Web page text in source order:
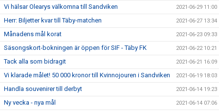
Vi hälsar Olearys välkomna till Sandviken 2021-06-29 11:00
Herr: Biljetter kvar till Täby-matchen 2021-06-27 13:34
Månadens mål korat 2021-06-23 09:33
Säsongskort-bokningen är öppen för SIF - Täby FK 2021-06-22 10:21
Tack alla som bidragit 2021-06-21 16:09
Vi klarade målet! 50 000 kronor till Kvinnojouren i Sandviken 2021-06-19 18:03
Handla souvenirer till derbyt 2021-06-14 19:23
Ny vecka - nya mål 2021-06-14 07:06